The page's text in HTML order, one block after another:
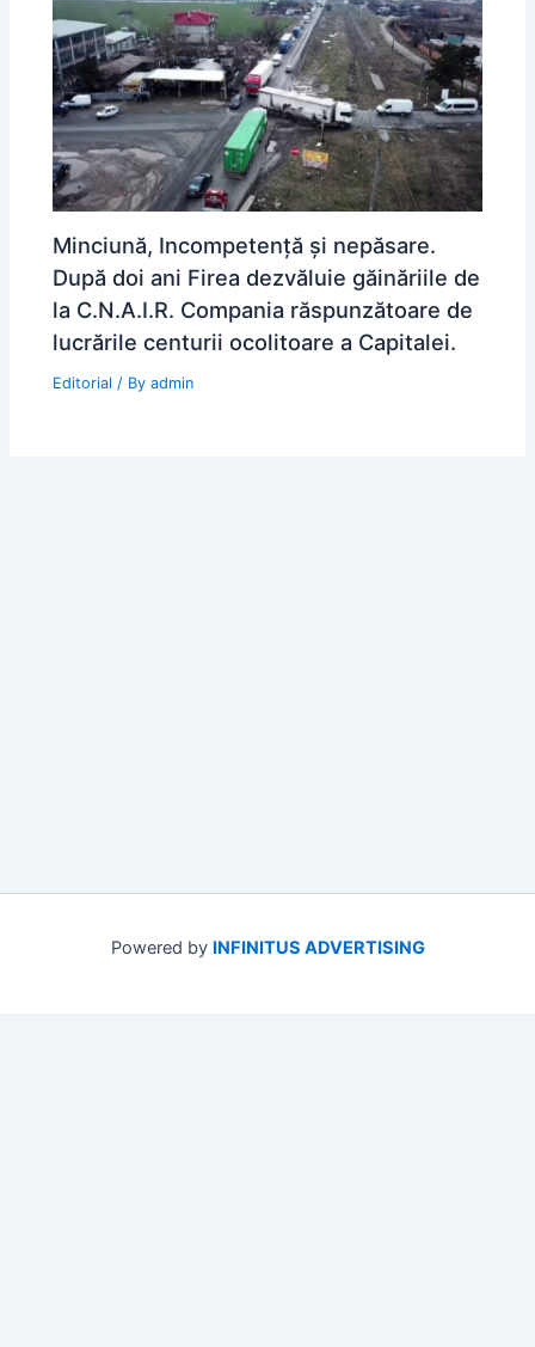
Minciună, Incompetență și nepăsare.
După doi ani Firea dezvăluie găinăriile de
la C.N.A.I.R. Compania răspunzătoare de
lucrările centurii ocolitoare a Capitalei.
Editorial / Byadmin
Powered by INFINITUS ADVERTISING